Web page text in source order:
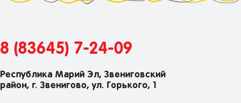
8 (83645) 7-24-09
Республика Марий Эл, Звениговский
район, г. Звенигово, ул. Горького, 1